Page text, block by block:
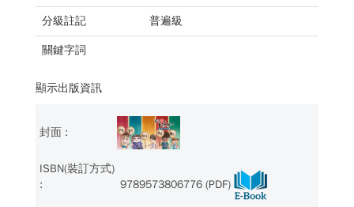
分級註記 普遍級
關鍵字詞
顯示出版資訊
9789573806776 (PDF)